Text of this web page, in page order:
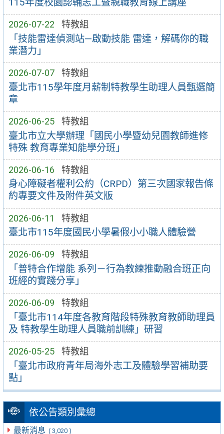
115年度校園認輔志工暨親職教育線上講座
2026-07-22 特教組
「技能雷達偵測站—啟動技能 雷達，解碼你的職
業潛力」
2026-07-07 特教組
臺北市115學年度月薪制特教學生助理人員甄選簡
章
2026-06-25 特教組
臺北市立大學辦理「國民小學暨幼兒園教師進修
特殊 教育專業知能學分班」
2026-06-16 特教組
身心障礙者權利公約（CRPD）第三次國家報告條
約專要文件及附件英文版
2026-06-11 特教組
臺北市115年度國民小學暑假小小職人體驗營
2026-06-09 特教組
「普特合作增能 系列－行為教練推動融合班正向
班經的實踐分享」
2026-06-09 特教組
「臺北市114年度各教育階段特殊教育教師助理員
及 特教學生助理人員職前訓練」研習
2026-05-25 特教組
「臺北市政府青年局海外志工及體驗學習補助要
點」
依公告類別彙總
最新消息 ( 3,020 )